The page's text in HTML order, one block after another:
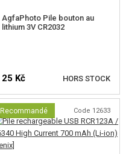
AgfaPhoto Pile bouton au
lithium 3V CR2032
25 Kč HORS STOCK
VÉRIFIER LA DISPONIBILITÉ
Recommandé Code 12633